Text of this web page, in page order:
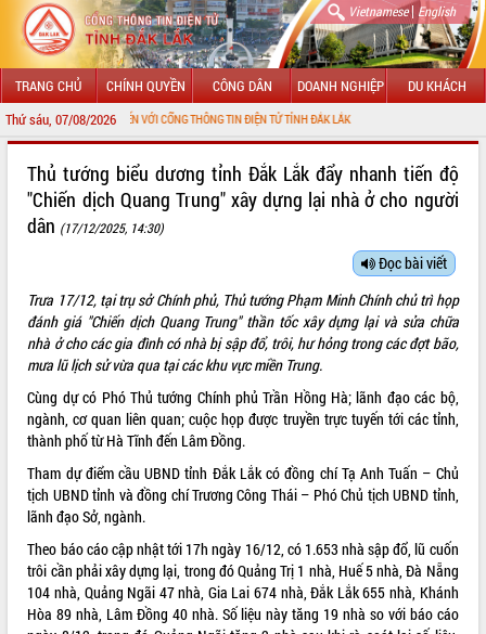
Vietnamese| English
TRANG CHỦ CHÍNH QUYỀN CÔNG DÂN DOANH NGHIỆP DU KHÁCH
Thứ sáu, 07/08/2026
MỪNG ĐẾN VỚI CỔNG THÔNG TIN ĐIỆN TỬ TỈNH ĐẮK LẮK
LÃNH ĐẠO UBND TỈNH
SỞ, BAN, NGÀNH
UBND CÁC XÃ, PHƯỜNG
HỆ THỐNG VĂN BẢN
VĂN BẢN HĐND TỈNH
ĐIỂM TIN VĂN BẢN
QUY HOẠCH - KẾ HOẠCH
Thủ tướng biểu dương tỉnh Đắk Lắk đẩy nhanh tiến độ
"Chiến dịch Quang Trung" xây dựng lại nhà ở cho người
dân (17/12/2025, 14:30)
Đọc bài viết
Trưa 17/12, tại trụ sở Chính phủ, Thủ tướng Phạm Minh Chính chủ trì họp
đánh giá "Chiến dịch Quang Trung" thần tốc xây dựng lại và sửa chữa
nhà ở cho các gia đình có nhà bị sập đổ, trôi, hư hỏng trong các đợt bão,
mưa lũ lịch sử vừa qua tại các khu vực miền Trung.
Cùng dự có Phó Thủ tướng Chính phủ Trần Hồng Hà; lãnh đạo các bộ,
ngành, cơ quan liên quan; cuộc họp được truyền trực tuyến tới các tỉnh,
thành phố từ Hà Tĩnh đến Lâm Đồng.
Tham dự điểm cầu UBND tỉnh Đắk Lắk có đồng chí Tạ Anh Tuấn – Chủ
tịch UBND tỉnh và đồng chí Trương Công Thái – Phó Chủ tịch UBND tỉnh,
lãnh đạo Sở, ngành.
Theo báo cáo cập nhật tới 17h ngày 16/12, có 1.653 nhà sập đổ, lũ cuốn
trôi cần phải xây dựng lại, trong đó Quảng Trị 1 nhà, Huế 5 nhà, Đà Nẵng
104 nhà, Quảng Ngãi 47 nhà, Gia Lai 674 nhà, Đắk Lắk 655 nhà, Khánh
Hòa 89 nhà, Lâm Đồng 40 nhà. Số liệu này tăng 19 nhà so với báo cáo